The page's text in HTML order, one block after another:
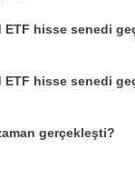
hisse senedi
hisse senedi
gerçekleşti?